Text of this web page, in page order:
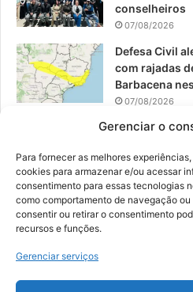
Gerenciar o
Para fornecer as melhores
cookies para armazenar e/ou acessar
consentimento para essas tecnologias
como comportamento de navegação
consentir ou retirar o consentimento
recursos e funções.
Gerenciar serviços
conselheiros
07/08/2026
Defesa Civil
com rajadas
Barbacena
07/08/2026
EPCAR tem a
06/08/2026
© 2026, Todos os direitos
Digital Business|